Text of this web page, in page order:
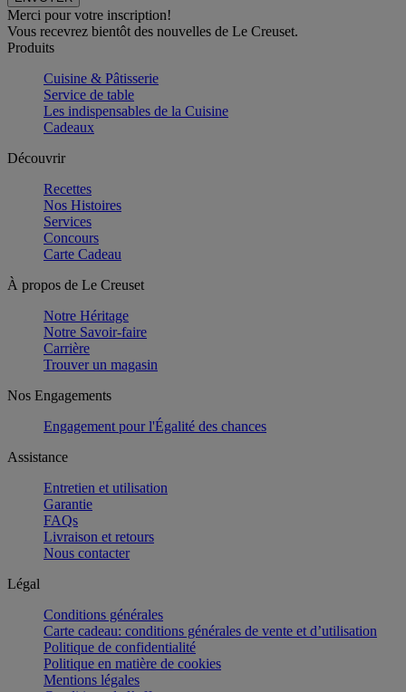
Merci pour votre inscription!
Vous recevrez bientôt des nouvelles de Le Creuset.
Produits
Cuisine & Pâtisserie
Service de table
Les indispensables de la Cuisine
Cadeaux
Découvrir
Recettes
Nos Histoires
Services
Concours
Carte Cadeau
À propos de Le Creuset
Notre Héritage
Notre Savoir-faire
Carrière
Trouver un magasin
Nos Engagements
Engagement pour l'Égalité des chances
Assistance
Entretien et utilisation
Garantie
FAQs
Livraison et retours
Nous contacter
Légal
Conditions générales
Carte cadeau: conditions générales de vente et d’utilisation
Politique de confidentialité
Politique en matière de cookies
Mentions légales